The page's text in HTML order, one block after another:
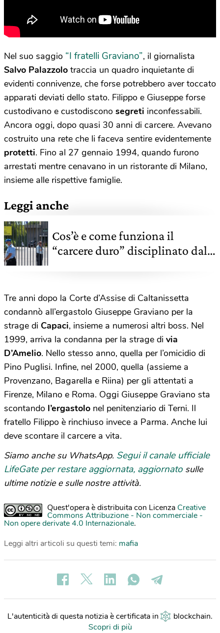
Nel suo saggio “I fratelli Graviano”, il giornalista
Salvo Palazzolo traccia un quadro inquietante di
evidenti connivenze, che forse potrebbero aver toccato
apparati deviati dello stato. Filippo e Giuseppe forse
custodivano e custodiscono segreti inconfessabili.
Ancora oggi, dopo quasi 30 anni di carcere. Avevano
costruito una rete che li faceva sentire evidentemente
protetti. Fino al 27 gennaio 1994, quando furono
arrestati mentre cenavano in un ristorante di Milano,
insieme alle rispettive famiglie.
Leggi anche
Cos’è e come funziona il
“carcere duro” disciplinato dal
Tre anni dopo la Corte d’Assise di Caltanissetta
condannò all’ergastolo Giuseppe Graviano per la
strage di Capaci, insieme a numerosi altri boss. Nel
1999, arriva la condanna per la strage di via
D’Amelio. Nello stesso anno, quella per l’omicidio di
Pino Puglisi. Infine, nel 2000, quella (assieme a
Provenzano, Bagarella e Riina) per gli attentati a
Firenze, Milano e Roma. Oggi Giuseppe Graviano sta
scontando l’ergastolo nel penitenziario di Terni. Il
fratello Filippo è rinchiuso invece a Parma. Anche lui
deve scontare il carcere a vita.
Siamo anche su WhatsApp. Segui il canale ufficiale
LifeGate per restare aggiornata, aggiornato sulle
ultime notizie e sulle nostre attività.
Quest'opera è distribuita con Licenza Creative
Commons Attribuzione - Non commerciale -
Non opere derivate 4.0 Internazionale.
Leggi altri articoli su questi temi: mafia
L'autenticità di questa notizia è certificata in blockchain.
Scopri di più